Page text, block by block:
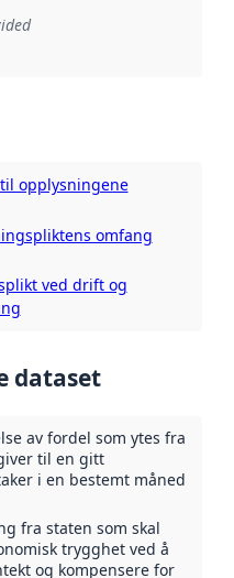
rule or other
opplysningene
omfang
ved drift og
dataset
av fordel som ytes fra
til en gitt
i en bestemt måned
fra staten som skal
trygghet ved å
og kompensere for